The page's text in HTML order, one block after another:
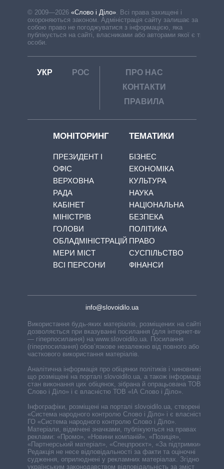
© 2009—2026 «Слово і Діло». Всі права захищені і
охороняються законом. Адміністрація сайту залишає за
собою право не погоджуватися з інформацією, яка
публікується на сайті, власниками або авторами якої є треті
особи.
УКР РОС
ПРО НАС
КОНТАКТИ
ПРАВИЛА
МОНІТОРИНГ
ПРЕЗИДЕНТ І
ОФІС
ВЕРХОВНА
РАДА
КАБІНЕТ
МІНІСТРІВ
ГОЛОВИ
ОБЛАДМІНІСТРАЦІЙ
МЕРИ МІСТ
ВСІ ПЕРСОНИ
ТЕМАТИКИ
БІЗНЕС
ЕКОНОМІКА
КУЛЬТУРА
НАУКА
НАЦІОНАЛЬНА
БЕЗПЕКА
ПОЛІТИКА
ПРАВО
СУСПІЛЬСТВО
ФІНАНСИ
info@slovoidilo.ua
Використання будь-яких матеріалів, розміщених на сайті,
дозволяється при вказуванні посилання (для інтернет-видань
— гіперпосилання) на www.slovoidilo.ua. Посилання
(гіперпосилання) обов’язкове незалежно від повного або
часткового використання матеріалів.
Аналітична інформація про обіцянки політиків і чиновників,
що розміщені на порталі slovoidilo.ua, а також інформація про
стан виконання цих обіцянок, зібрана й опрацьована ТОВ «ІА
Слово і Діло» і є власністю ТОВ «ІА Слово і Діло».
Інфографіки, розміщені на порталі slovoidilo.ua, створені ГО
«Система народного контролю Слово і Діло» і є власністю
ГО «Система народного контролю Слово і Діло».
Матеріали, відмічені значками, публікуються на правах
реклами: «Промо», «Новини компаній», «Позиція»,
«Партнерський матеріал», «Спецпроєкт», «За підтримки».
Редакція не несе відповідальності за факти та оціночні
судження, оприлюднені у рекламних матеріалах. Згідно з
українським законодавством відповідальність за зміст